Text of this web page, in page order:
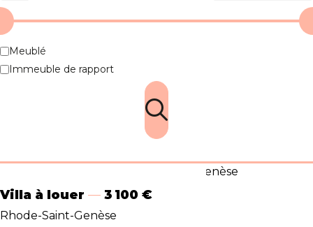
Estimation
Meublé
Immeuble de rapport
Trouver
Villa à louer 3 100 €
Rhode-Saint-Genèse